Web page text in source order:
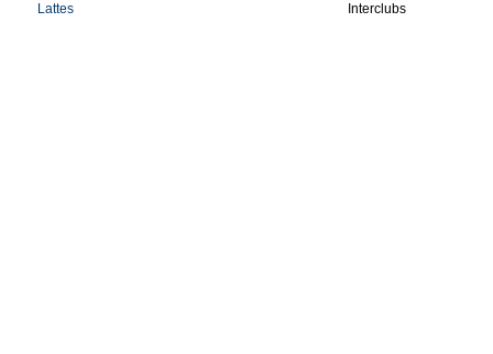
Lattes
Interclubs